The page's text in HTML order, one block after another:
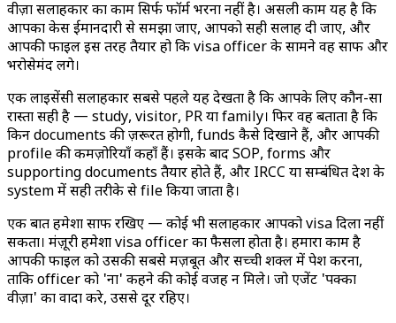
वीज़ा सलाहकार का काम सिर्फ फॉर्म भरना नहीं है। असली काम यह है कि
आपका केस ईमानदारी से समझा जाए, आपको सही सलाह दी जाए, और
आपकी फाइल इस तरह तैयार हो कि visa officer के सामने वह साफ और
भरोसेमंद लगे।
एक लाइसेंसी सलाहकार सबसे पहले यह देखता है कि आपके लिए कौन-सा
रास्ता सही है — study, visitor, PR या family। फिर वह बताता है कि
किन documents की ज़रूरत होगी, funds कैसे दिखाने हैं, और आपकी
profile की कमज़ोरियाँ कहाँ हैं। इसके बाद SOP, forms और
supporting documents तैयार होते हैं, और IRCC या सम्बंधित देश के
system में सही तरीके से file किया जाता है।
एक बात हमेशा साफ रखिए — कोई भी सलाहकार आपको visa दिला नहीं
सकता। मंज़ूरी हमेशा visa officer का फैसला होता है। हमारा काम है
आपकी फाइल को उसकी सबसे मज़बूत और सच्ची शक्ल में पेश करना,
ताकि officer को 'ना' कहने की कोई वजह न मिले। जो एजेंट 'पक्का
वीज़ा' का वादा करे, उससे दूर रहिए।